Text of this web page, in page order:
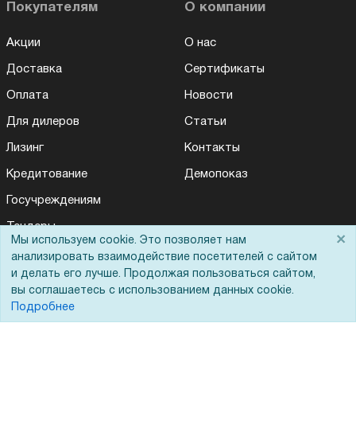
Покупателям
Акции
Доставка
Оплата
Для дилеров
Лизинг
Кредитование
Госучреждениям
Тендеры
Бренды
ЭДО
О компании
О нас
Сертификаты
Новости
Статьи
Контакты
Демопоказ
Мы используем cookie. Это позволяет нам
анализировать взаимодействие посетителей с сайтом
и делать его лучше. Продолжая пользоваться сайтом,
вы соглашаетесь с использованием данных cookie.
Подробнее
×